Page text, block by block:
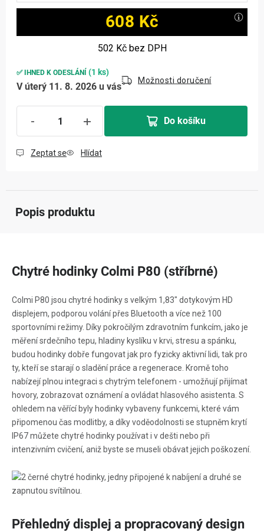
608 Kč
502 Kčbez DPH
✅ IHNED K ODESLÁNÍ (1 ks)
V úterý 11. 8. 2026 u vás
Možnosti doručení
Do košíku
Zeptat se Hlídat
Popis produktu
Chytré hodinky Colmi P80 (stříbrné)
Colmi P80 jsou chytré hodinky s velkým 1,83" dotykovým HD
displejem, podporou volání přes Bluetooth a více než 100
sportovními režimy. Díky pokročilým zdravotním funkcím, jako je
měření srdečního tepu, hladiny kyslíku v krvi, stresu a spánku,
budou hodinky dobře fungovat jak pro fyzicky aktivní lidi, tak pro
ty, kteří se starají o sladění práce a regenerace. Kromě toho
nabízejí plnou integraci s chytrým telefonem - umožňují přijímat
hovory, zobrazovat oznámení a ovládat hlasového asistenta. S
ohledem na věřící byly hodinky vybaveny funkcemi, které vám
připomenou čas modlitby, a díky voděodolnosti se stupněm krytí
IP67 můžete chytré hodinky používat i v dešti nebo při
intenzivním cvičení, aniž byste se museli obávat jejich poškození.
Přehledný displej a propracovaný design